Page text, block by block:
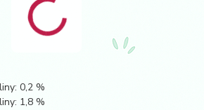
0,2 %
1,8 %